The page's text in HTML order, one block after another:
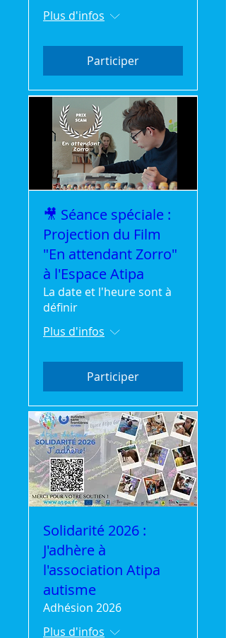
Plus d'infos
Participer
🎥 Séance spéciale :
Projection du Film
"En attendant Zorro"
à l'Espace Atipa
La date et l'heure sont à
définir
Plus d'infos
Participer
Solidarité 2026 :
J'adhère à
l'association Atipa
autisme
Adhésion 2026
Plus d'infos